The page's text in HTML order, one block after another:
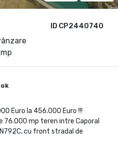
ID CP2440740
Euro la 456.000 Euro !!!
76.000 mp teren intre Caporal
cu front stradal de